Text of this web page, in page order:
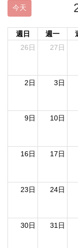
今天
週日 週一
26日
27日
2日 3日
9日 10日
16日 17日
23日 24日
30日 31日